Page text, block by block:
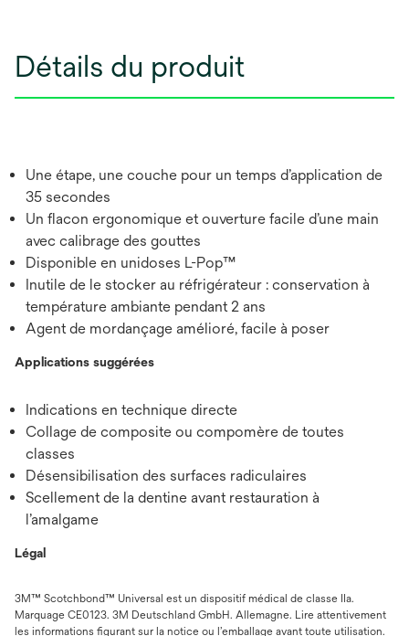
Détails du produit
Une étape, une couche pour un temps d’application de
35 secondes
Un flacon ergonomique et ouverture facile d’une main
avec calibrage des gouttes
Disponible en unidoses L-Pop™
Inutile de le stocker au réfrigérateur : conservation à
température ambiante pendant 2 ans
Agent de mordançage amélioré, facile à poser
Applications suggérées
Indications en technique directe
Collage de composite ou compomère de toutes
classes
Désensibilisation des surfaces radiculaires
Scellement de la dentine avant restauration à
l’amalgame
Légal
3M™ Scotchbond™ Universal est un dispositif médical de classe IIa.
Marquage CE0123. 3M Deutschland GmbH. Allemagne. Lire attentivement
les informations figurant sur la notice ou l’emballage avant toute utilisation.